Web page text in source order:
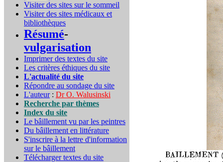
Visiter des sites sur le sommeil
Visiter des sites médicaux et
bibliothèques
Résumé-
vulgarisation
Imprimer des textes du site
Les critères éthiques du site
L'actualité du site
Répondre au sondage du site
L'auteur: Dr O. Walusinski
Recherche par thèmes
Index du site
Le bâillement vu par les peintres
Du bâillement en littérature
S'inscrire à la lettre d'information
sur le bâillement
Télécharger textes du site